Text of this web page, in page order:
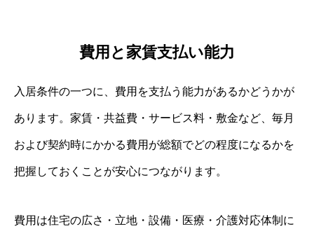
費用と家賃支払い能力
入居条件の一つに、費用を支払う能力があるかどうかが
あります。家賃・共益費・サービス料・敷金など、毎月
および契約時にかかる費用が総額でどの程度になるかを
把握しておくことが安心につながります。
費用は住宅の広さ・立地・設備・医療・介護対応体制に